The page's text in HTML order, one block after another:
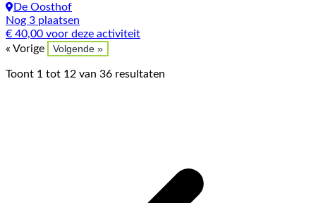
De Oosthof
Nog 3 plaatsen
€ 40,00 voor deze activiteit
« Vorige
Volgende »
Toont 1 tot 12 van 36 resultaten